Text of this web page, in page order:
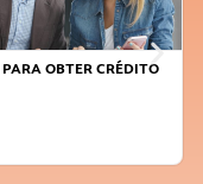
OBTER CRÉDITO